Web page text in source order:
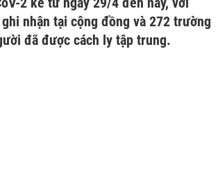
nhận tại cộng đồng và 272 trường
đã được cách ly tập trung.